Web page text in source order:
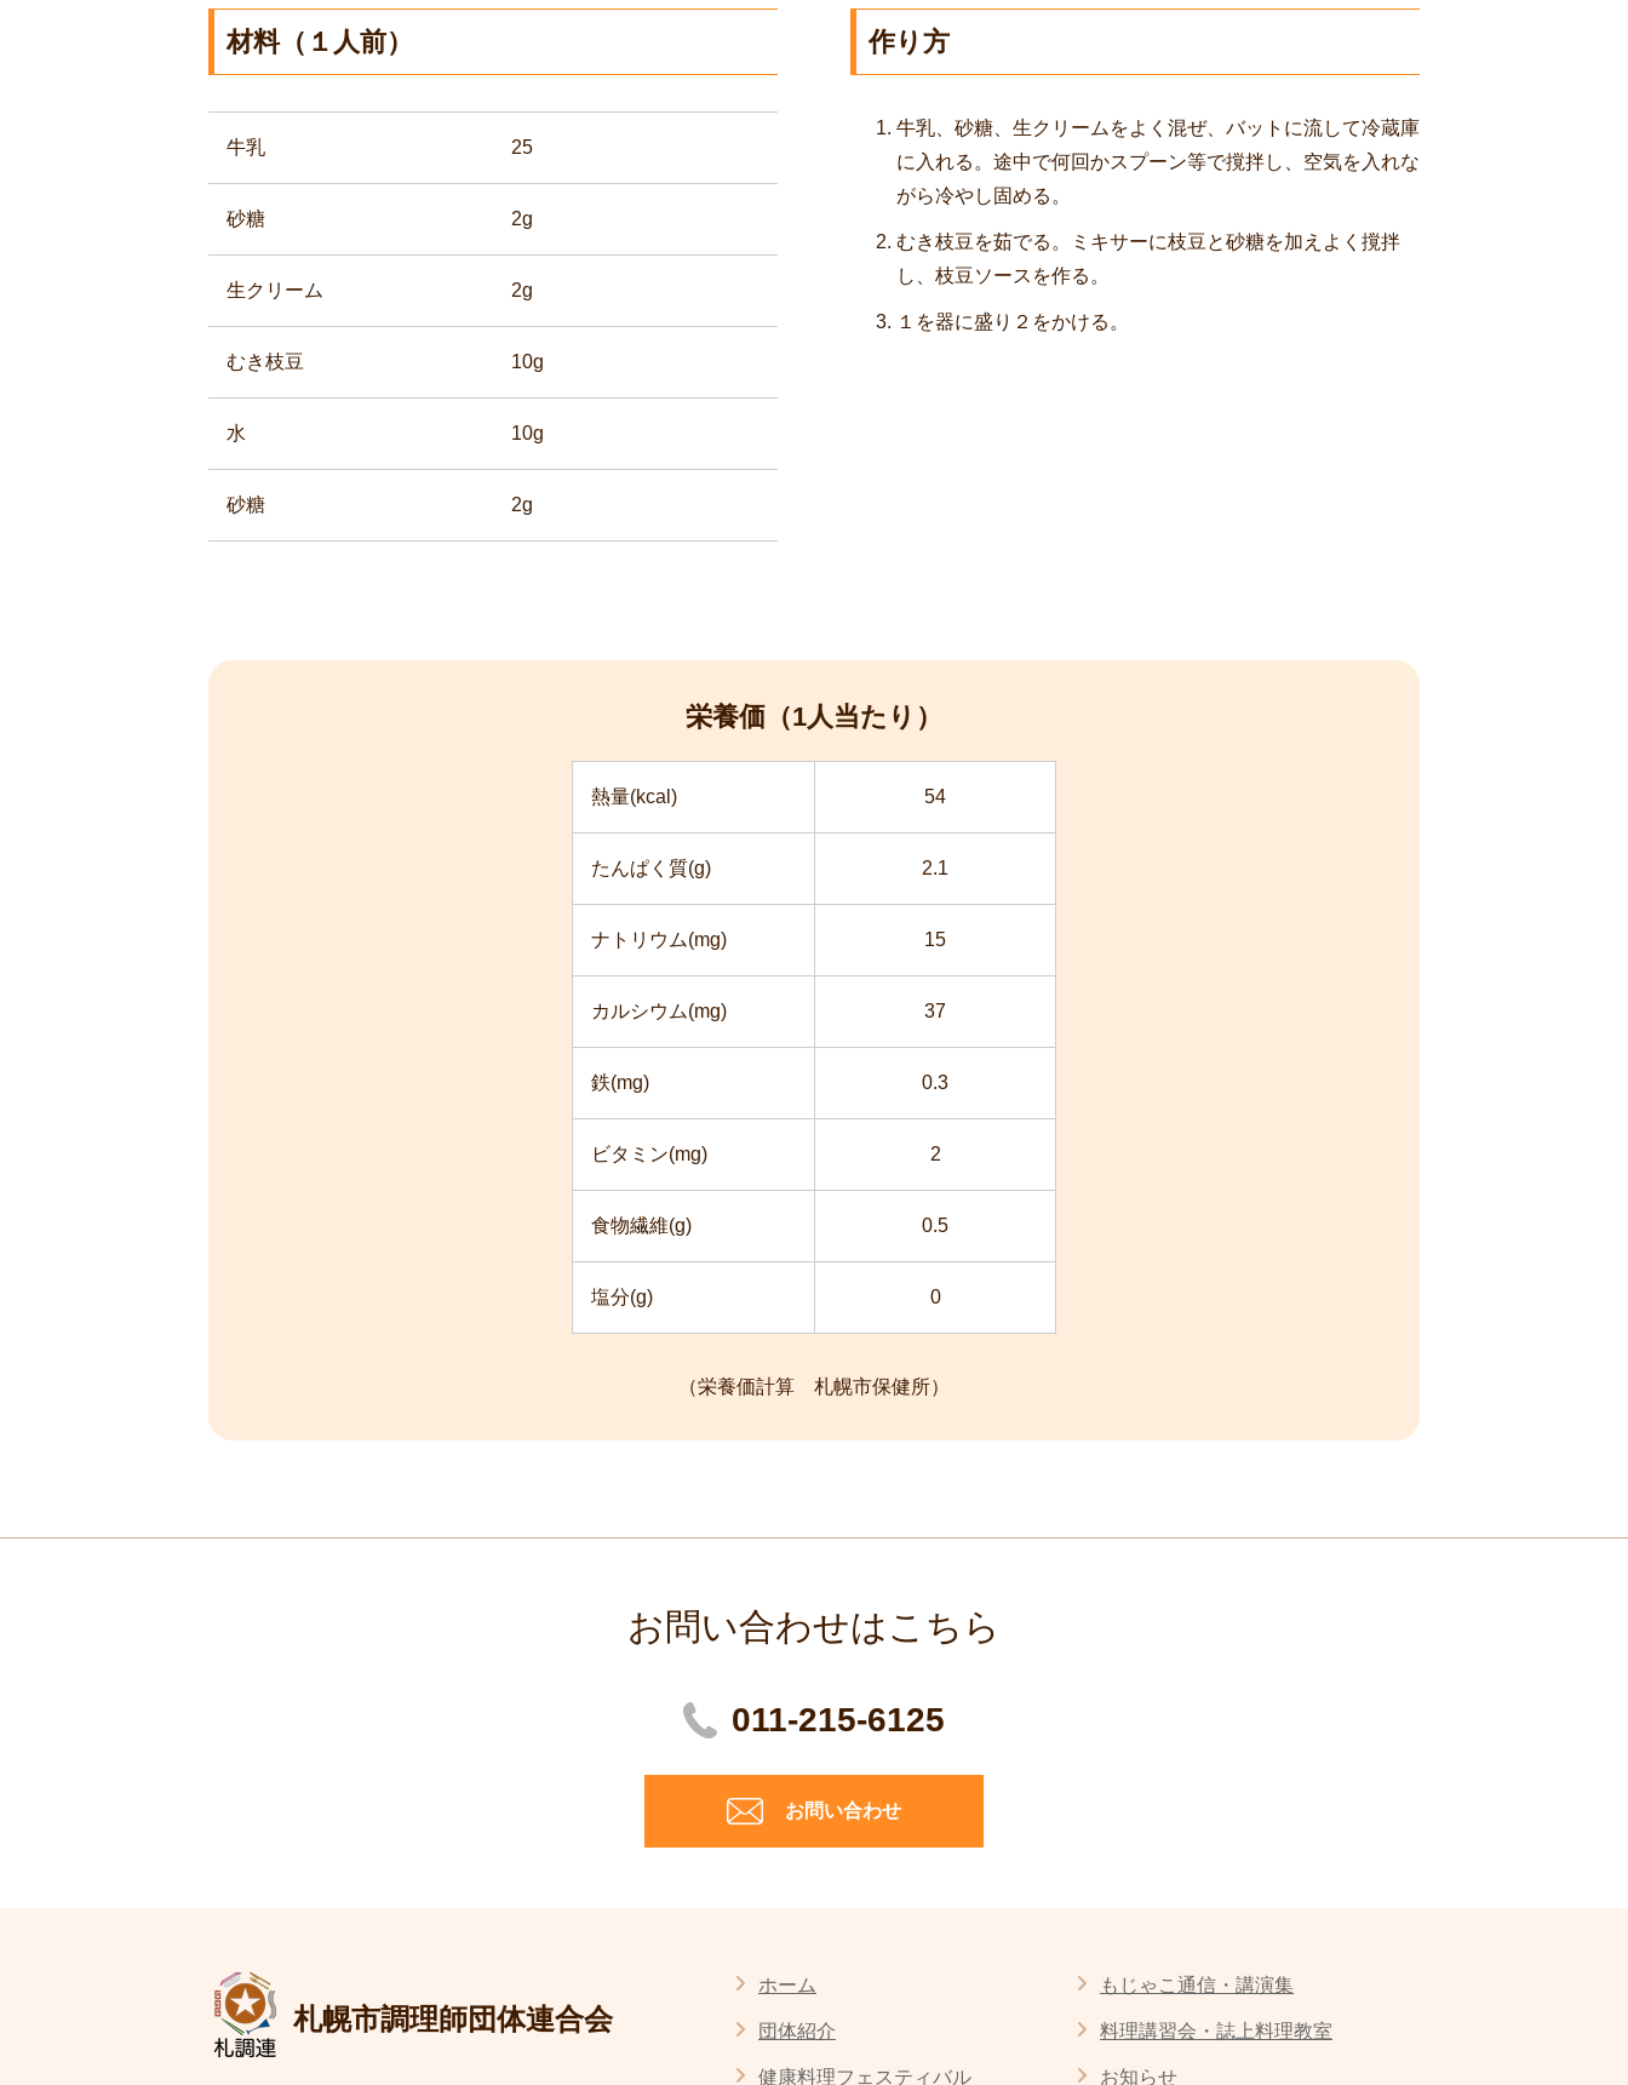
材料（１人前）
牛乳 25
砂糖 2g
生クリーム 2g
むき枝豆 10g
水 10g
砂糖 2g
作り方
牛乳、砂糖、生クリームをよく混ぜ、バットに流して冷蔵庫
に入れる。途中で何回かスプーン等で撹拌し、空気を入れな
がら冷やし固める。
むき枝豆を茹でる。ミキサーに枝豆と砂糖を加えよく撹拌
し、枝豆ソースを作る。
１を器に盛り２をかける。
栄養価（1人当たり）
熱量(kcal) 54
たんぱく質(g) 2.1
ナトリウム(mg) 15
カルシウム(mg) 37
鉄(mg) 0.3
ビタミン(mg) 2
食物繊維(g) 0.5
塩分(g) 0
（栄養価計算 札幌市保健所）
お問い合わせはこちら
011-215-6125
お問い合わせ
札幌市調理師団体連合会
ホーム
団体紹介
健康料理フェスティバル
もじゃこ通信・講演集
料理講習会・誌上料理教室
お知らせ